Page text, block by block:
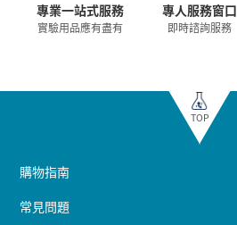
專業一站式服務
實驗用品應有盡有
專人服務窗口
即時諮詢服務
TOP
購物指南
常見問題